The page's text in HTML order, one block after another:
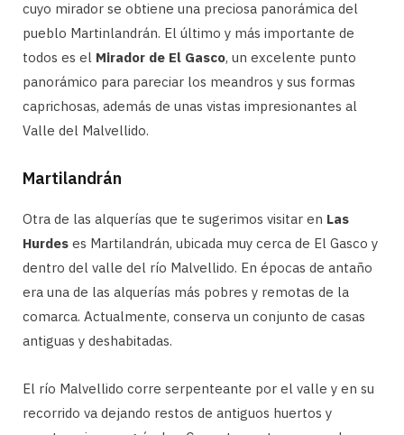
cuyo mirador se obtiene una preciosa panorámica del
pueblo Martinlandrán. El último y más importante de
todos es el Mirador de El Gasco, un excelente punto
panorámico para pareciar los meandros y sus formas
caprichosas, además de unas vistas impresionantes al
Valle del Malvellido.
Martilandrán
Otra de las alquerías que te sugerimos visitar en Las
Hurdes es Martilandrán, ubicada muy cerca de El Gasco y
dentro del valle del río Malvellido. En épocas de antaño
era una de las alquerías más pobres y remotas de la
comarca. Actualmente, conserva un conjunto de casas
antiguas y deshabitadas.
El río Malvellido corre serpenteante por el valle y en su
recorrido va dejando restos de antiguos huertos y